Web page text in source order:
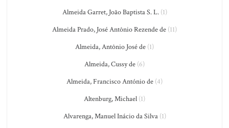
Almeida Garret, João Baptista S. L.(1)
Almeida Prado, José Antônio Rezende de (11)
Almeida, Antônio José de (1)
Almeida, Cussy de (6)
Almeida, Francisco António de (4)
Altenburg, Michael (1)
Alvarenga, Manuel Inácio da Silva(1)